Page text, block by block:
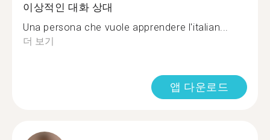
이상적인 대화 상대
Una persona che vuole apprendere l'italian...
더 보기
앱 다운로드